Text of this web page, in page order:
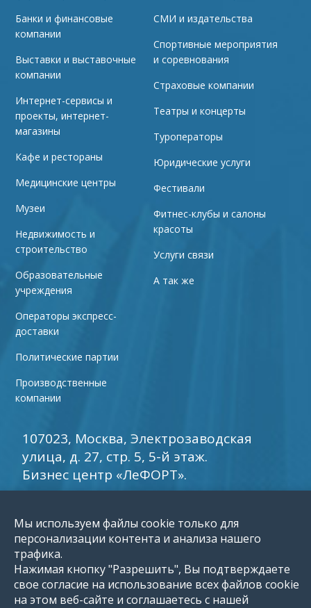
Банки и финансовые
компании
Выставки и выставочные
компании
Интернет-сервисы и
проекты, интернет-
магазины
Кафе и рестораны
Медицинские центры
Музеи
Недвижимость и
строительство
Образовательные
учреждения
Операторы экспресс-
доставки
Политические партии
Производственные
компании
СМИ и издательства
Спортивные мероприятия
и соревнования
Страховые компании
Театры и концерты
Туроператоры
Юридические услуги
Фестивали
Фитнес-клубы и салоны
красоты
Услуги связи
А так же
107023, Москва, Электрозаводская
улица, д. 27, стр. 5, 5-й этаж.
Бизнес центр «ЛеФОРТ».
E-mail:info5@reklamy.ru
30
Мы используем файлы cookie только для
персонализации контента и анализа нашего
трафика.
Нажимая кнопку "Разрешить", Вы подтверждаете
свое согласие на использование всех файлов cookie
на этом веб-сайте и соглашаетесь с нашей